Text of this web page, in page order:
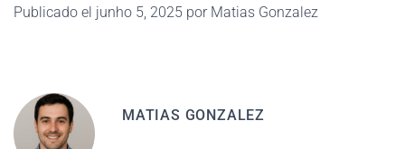
Publicado el junho 5, 2025 por Matias Gonzalez
MATIAS GONZALEZ